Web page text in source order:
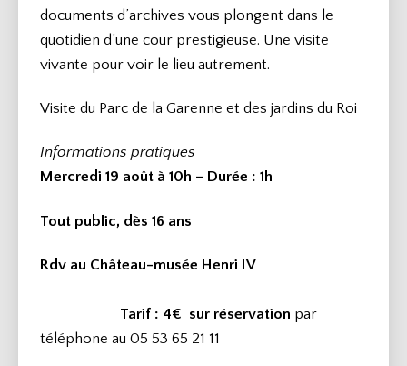
documents d’archives vous plongent dans le
quotidien d’une cour prestigieuse. Une visite
vivante pour voir le lieu autrement.
Visite du Parc de la Garenne et des jardins du Roi
Informations pratiques
Mercredi 19 août à 10h – Durée : 1h
Tout public, dès 16 ans
Rdv au Château-musée Henri IV
Tarif : 4€ sur réservation par
téléphone au 05 53 65 21 11